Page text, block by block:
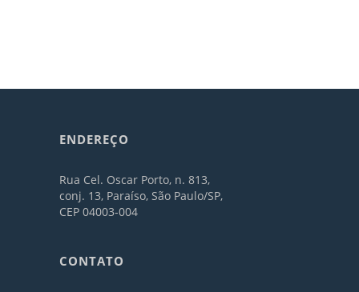
ENDEREÇO
Rua Cel. Oscar Porto, n. 813,
conj. 13, Paraíso, São Paulo/SP,
CEP 04003-004
CONTATO